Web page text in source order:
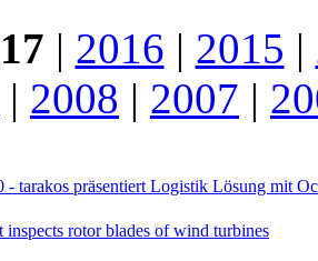
| 2016 | 2015 |
| 2008 | 2007 |
- tarakos präsentiert Logistik Lösung mit
rotor blades of wind turbines